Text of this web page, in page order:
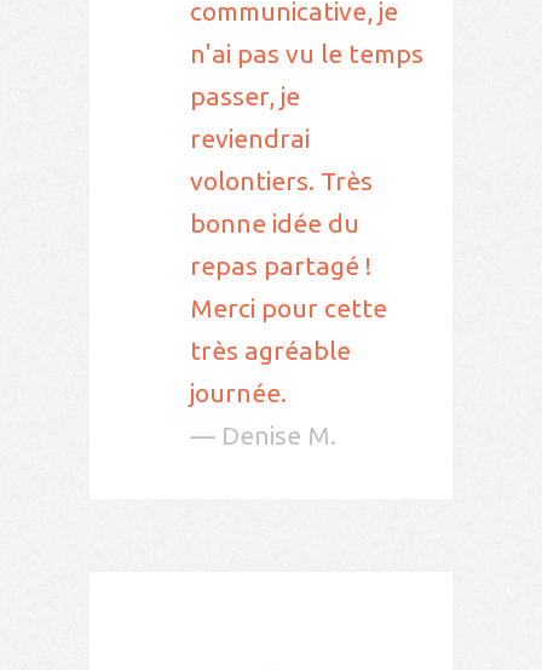
communicative, je
n'ai pas vu le temps
passer, je
reviendrai
volontiers. Très
bonne idée du
repas partagé !
Merci pour cette
très agréable
journée.
— Denise M.